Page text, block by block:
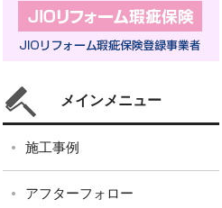
メインメニュー
施工事例
アフターフォロー